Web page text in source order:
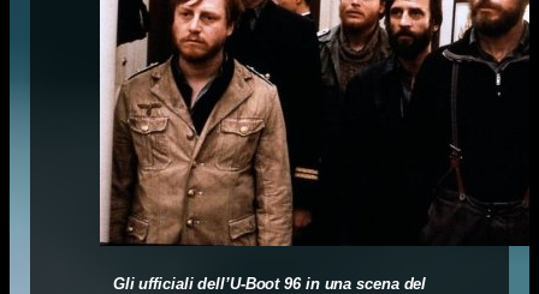
Gli ufficiali dell’U-Boot 96 in una scena del